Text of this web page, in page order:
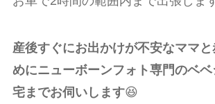
産後すぐにお出かけが不安なママ
めにニューボーンフォト専門のベ
宅までお伺いします😆